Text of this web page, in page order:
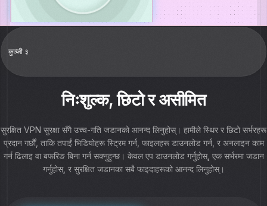
कुञ्जी ३
निःशुल्क, छिटो र असीमित
सुरक्षित VPN सुरक्षा सँगै उच्च-गति जडानको आनन्द लिनुहोस्। हामीले स्थिर र छिटो सर्भरहरू
प्रदान गर्छौं, ताकि तपाईं भिडियोहरू स्ट्रिम गर्न, फाइलहरू डाउनलोड गर्न, र अनलाइन काम
गर्न ढिलाइ वा बफरिङ बिना गर्न सक्नुहुन्छ। केवल एप डाउनलोड गर्नुहोस्, एक सर्भरमा जडान
गर्नुहोस्, र सुरक्षित जडानका सबै फाइदाहरूको आनन्द लिनुहोस्।